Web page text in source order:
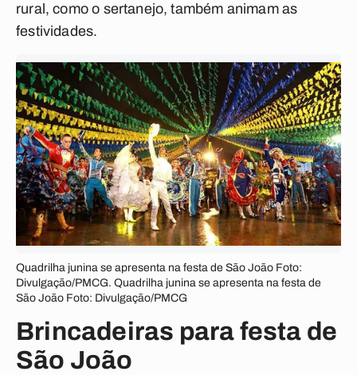
rural, como o sertanejo, também animam as
festividades.
Quadrilha junina se apresenta na festa de São João Foto:
Divulgação/PMCG. Quadrilha junina se apresenta na festa de
São João Foto: Divulgação/PMCG
Brincadeiras para festa de
São João